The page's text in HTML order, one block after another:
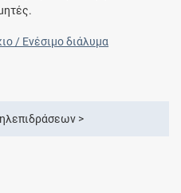
/ Ενέσιμο διάλυμα
>